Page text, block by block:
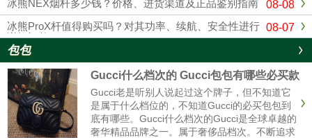
08-08
冰熊NEX烟杆多少钱？价格、进货渠道及正品鉴别指南
08-07
冰熊ProX杆值得购买吗？对其功率、续航、安全性进行
详细评估
包包
Gucci什么档次的 Gucci包包有哪些必买款
Gucci老是听别人说起过这个牌子，但不知道它
是属于什么档位的，不知道Gucci的必买包包到
底有哪些。Gucci什么档次的Gucci是全球卓越的
奢华精品品牌之一。属于奢侈品档次。不断追求